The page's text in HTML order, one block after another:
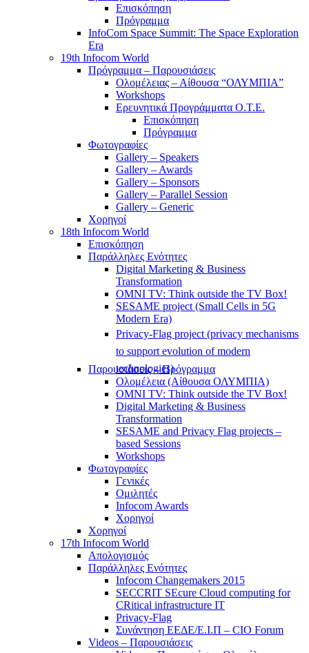
Επισκόπηση
Πρόγραμμα
InfoCom Space Summit: The Space Exploration
Era
19th Infocom World
Πρόγραμμα – Παρουσιάσεις
Ολομέλειας – Αίθουσα “ΟΛΥΜΠΙΑ”
Workshops
Ερευνητικά Προγράμματα Ο.Τ.Ε.
Επισκόπηση
Πρόγραμμα
Φωτογραφίες
Gallery – Speakers
Gallery – Awards
Gallery – Sponsors
Gallery – Parallel Session
Gallery – Generic
Χορηγοί
18th Infocom World
Επισκόπηση
Παράλληλες Ενότητες
Digital Marketing & Business
Transformation
OMNI TV: Think outside the TV Box!
SESAME project (Small Cells in 5G
Modern Era)
Privacy-Flag project (privacy mechanisms
to support evolution of modern
technologies)
Παρουσιάσεις – Πρόγραμμα
Ολομέλεια (Αίθουσα ΟΛΥΜΠΙΑ)
OMNI TV: Think outside the TV Box!
Digital Marketing & Business
Transformation
SESAME and Privacy Flag projects –
based Sessions
Workshops
Φωτογραφίες
Γενικές
Ομιλητές
Infocom Awards
Χορηγοί
Χορηγοί
17th Infocom World
Απολογισμός
Παράλληλες Ενότητες
Infocom Changemakers 2015
SECCRIT SEcure Cloud computing for
CRitical infrastructure IT
Privacy-Flag
Συνάντηση ΕΕΔΕ/Ε.Ι.Π – CIO Forum
Videos – Παρουσιάσεις